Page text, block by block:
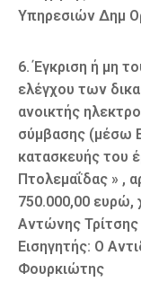
Υπηρεσιών Δημ
6. Έγκριση ή μη
ελέγχου των
ανοικτής
σύμβασης (μέσω
κατασκευής του
Πτολεμαΐδας » ,
750.000,00 ευρώ,
Αντώνης
Εισηγητής: Ο
Φουρκιώτης